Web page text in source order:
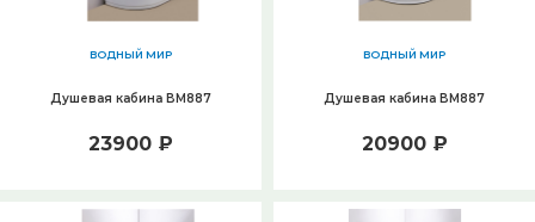
ВОДНЫЙ МИР
Душевая кабина ВМ887
23900 ₽
ВОДНЫЙ МИР
Душевая кабина ВМ887
20900 ₽